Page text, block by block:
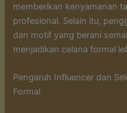
memberikan kenyamanan
profesional. Selain itu,
dan motif yang berani
menjadikan celana formal
Pengaruh Influencer dan
Formal